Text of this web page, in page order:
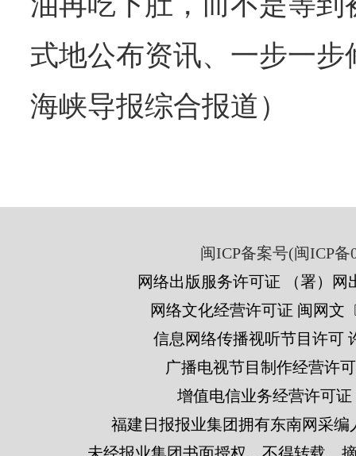
式地公布资讯、一步一
海峡导报综合报道）
闽ICP备案号(闽ICP备
网络出版服务许可证 （署）网
网络文化经营许可证 闽网文
信息网络传播视听节目许可
广播电视节目制作经营许
增值电信业务经营许可证
福建日报报业集团拥有东南网采